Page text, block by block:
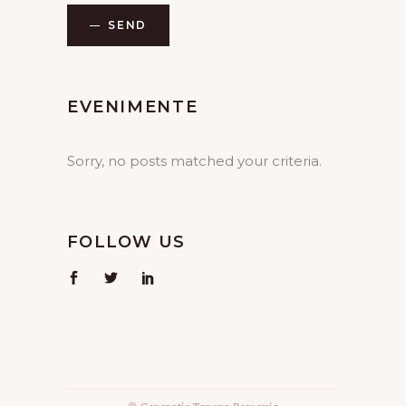
SEND
EVENIMENTE
Sorry, no posts matched your criteria.
FOLLOW US